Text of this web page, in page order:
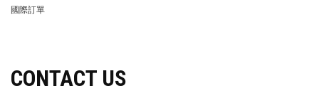
國際訂單
CONTACT US